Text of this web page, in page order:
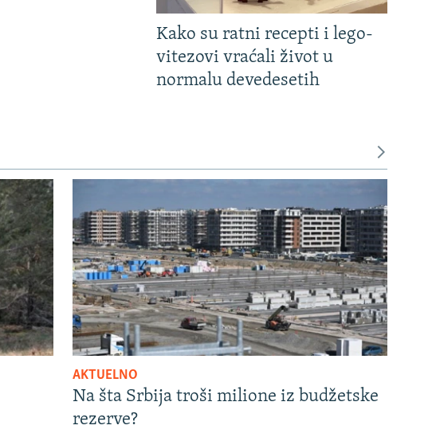
Kako su ratni recepti i lego-
vitezovi vraćali život u
normalu devedesetih
AKTUELNO
Na šta Srbija troši milione iz budžetske
rezerve?